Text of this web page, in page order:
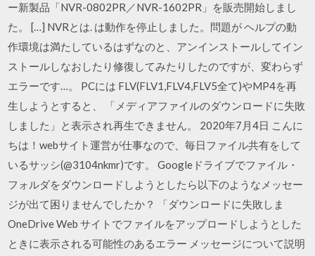
ー新製品「NVR-0802PR／NVR-1602PR」を販売開始しまし
た。 […] NVRとは. は動作を停止しました。問題が ヘルプの動
作環境は満たしているはずなのと、アンインストールしてイン
ストールしなおしたり修復してみたりしたのですが、変わらず
エラーです…。 PCには FLV(FLV1,FLV4,FLV5全て)やMP4を再
生しようとすると、 「メディアファイルのダウンロードに失敗
しました」と表示され再生できません。 2020年7月4日 こんに
ちは！webサイト運営が仕事なので、毎日ファイル共有をして
いるサッシ(@3104nkmr)です。 Googleドライブでファイル・
フォルダをダウンロードしようとしたら以下のようなメッセー
ジが出て困りませんでしたか？ 「ダウンロードに失敗しま
OneDrive Web サイトでファイルをアップロードしようとした
ときに表示される可能性のあるエラー メッセージについて説明